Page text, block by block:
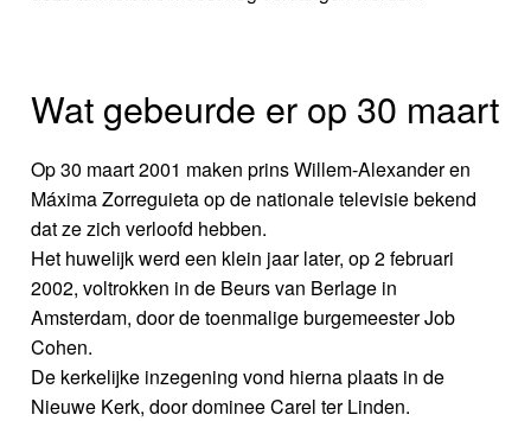
Wat gebeurde er op 30 maart
Op 30 maart 2001 maken prins Willem-Alexander en
Máxima Zorreguieta op de nationale televisie bekend
dat ze zich verloofd hebben.
Het huwelijk werd een klein jaar later, op 2 februari
2002, voltrokken in de Beurs van Berlage in
Amsterdam, door de toenmalige burgemeester Job
Cohen.
De kerkelijke inzegening vond hierna plaats in de
Nieuwe Kerk, door dominee Carel ter Linden.